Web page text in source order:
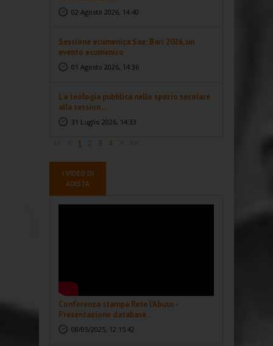
02 Agosto 2026, 14:40
Sessione ecumenica Sae: Bari 2026, un
evento ecumenico
01 Agosto 2026, 14:36
La teologia pubblica nello spazio secolare
alla session...
31 Luglio 2026, 14:33
<< < 1 2 3 4 > >>
I VIDEO DI
ADISTA
Conferenza stampa Rete l'Abuso -
Presentazione database...
08/05/2025, 12:15:42